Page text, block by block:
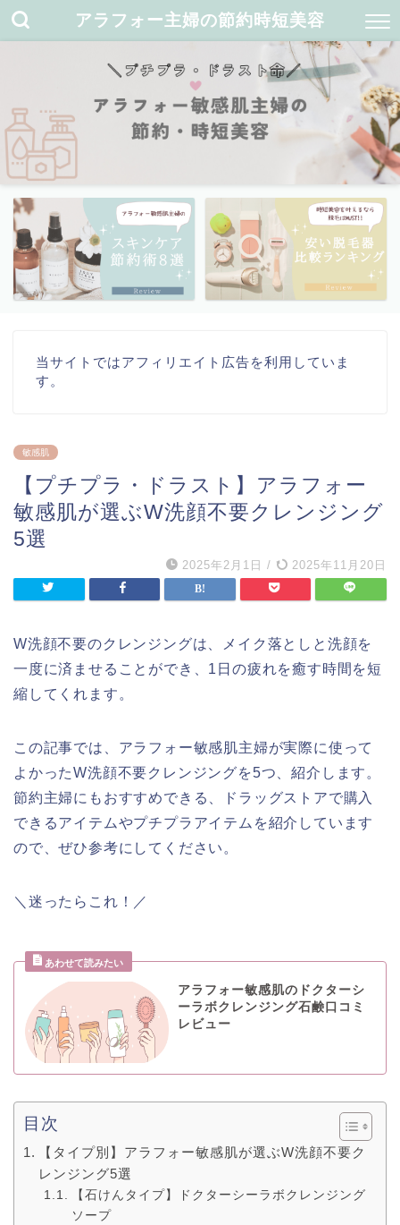
アラフォー主婦の節約時短美容
当サイトではアフィリエイト広告を利用していま
す。
敏感肌
【プチプラ・ドラスト】アラフォー
敏感肌が選ぶW洗顔不要クレンジング
5選
2025年2月1日 / 2025年11月20日
W洗顔不要のクレンジングは、メイク落としと洗顔を
一度に済ませることができ、1日の疲れを癒す時間を短
縮してくれます。
この記事では、アラフォー敏感肌主婦が実際に使って
よかったW洗顔不要クレンジングを5つ、紹介します。
節約主婦にもおすすめできる、ドラッグストアで購入
できるアイテムやプチプラアイテムを紹介しています
ので、ぜひ参考にしてください。
＼迷ったらこれ！／
アラフォー敏感肌のドクターシ
ーラボクレンジング石鹸口コミ
レビュー
目次
【タイプ別】アラフォー敏感肌が選ぶW洗顔不要ク
レンジング5選
【石けんタイプ】ドクターシーラボクレンジング
ソープ